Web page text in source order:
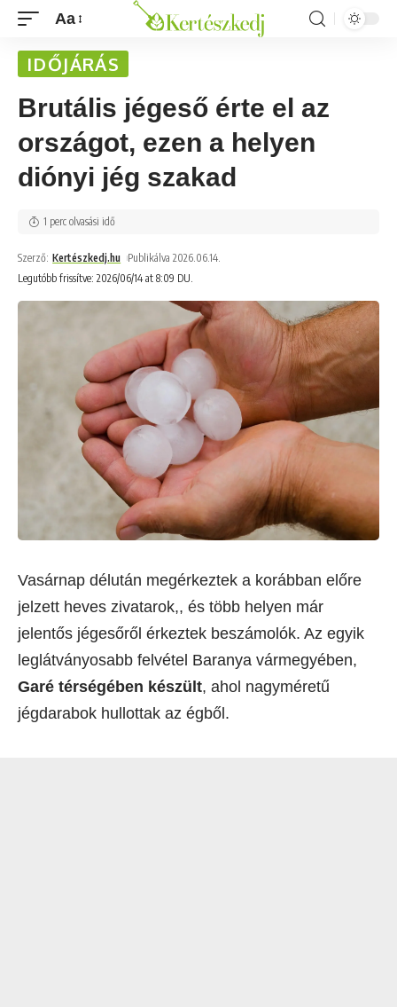
Aa
IDŐJÁRÁS
Brutális jégeső érte el az
országot, ezen a helyen
diónyi jég szakad
Legutóbb frissítve: 2026/06/14 at 8:09 DU.
Szerző: Kertészkedj.hu Publikálva 2026.06.14.
1 perc olvasási idő
Vasárnap délután megérkeztek a korábban előre
jelzett heves zivatarok,, és több helyen már
jelentős jégesőről érkeztek beszámolók. Az egyik
leglátványosabb felvétel Baranya vármegyében,
Garé térségében készült, ahol nagyméretű
jégdarabok hullottak az égből.